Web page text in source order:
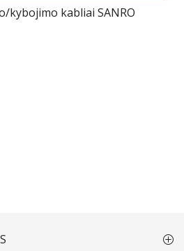
kybojimo kabliai SANRO